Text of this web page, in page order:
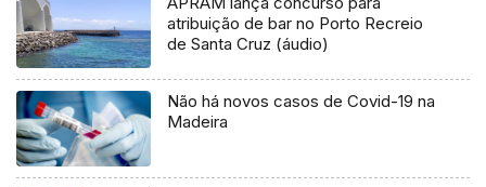
atribuição de bar no Porto Recreio
de Santa Cruz (áudio)
Não há novos casos de Covid-19 na
Madeira